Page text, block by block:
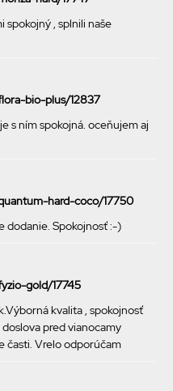
spokojný , splnili naše
bio-plus/12837
s ním spokojná. oceňujem aj
hard-coco/17750
dodanie. Spokojnosť :-)
gold/17745
kvalita , spokojnosť
pred vianocamy
časti. Vrelo odporúčam